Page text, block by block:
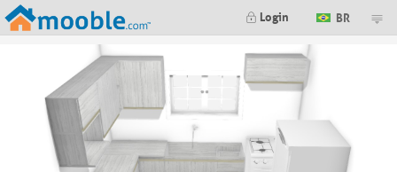
Login BR